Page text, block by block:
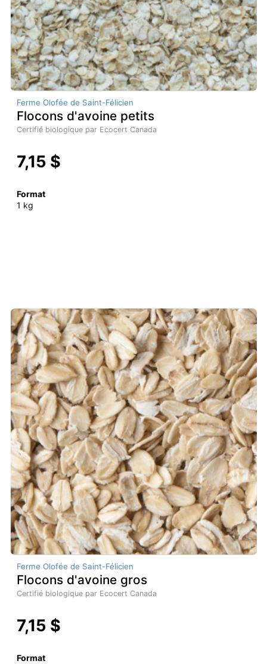
Ferme Olofée de Saint-Félicien
Flocons d'avoine petits
Certifié biologique par Ecocert Canada
7,15 $
Format
1 kg
Ferme Olofée de Saint-Félicien
Flocons d'avoine gros
Certifié biologique par Ecocert Canada
7,15 $
Format